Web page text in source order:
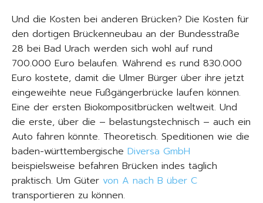
Und die Kosten bei anderen Brücken? Die Kosten für
den dortigen Brückenneubau an der Bundesstraße
28 bei Bad Urach werden sich wohl auf rund
700.000 Euro belaufen. Während es rund 830.000
Euro kostete, damit die Ulmer Bürger über ihre jetzt
eingeweihte neue Fußgängerbrücke laufen können.
Eine der ersten Biokompositbrücken weltweit. Und
die erste, über die – belastungstechnisch – auch ein
Auto fahren könnte. Theoretisch. Speditionen wie die
baden-württembergische Diversa GmbH
beispielsweise befahren Brücken indes täglich
praktisch. Um Güter von A nach B über C
transportieren zu können.